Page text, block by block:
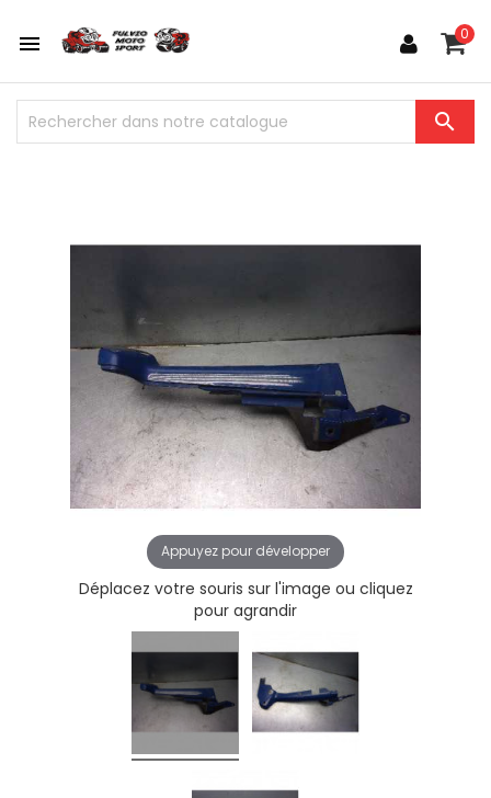
 0

Appuyez pour développer
Déplacez votre souris sur l'image ou cliquez
pour agrandir